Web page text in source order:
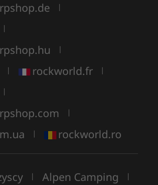
|
|
|
| rockworld.fr |
|
|
| rockworld.ro
| Alpen Camping |